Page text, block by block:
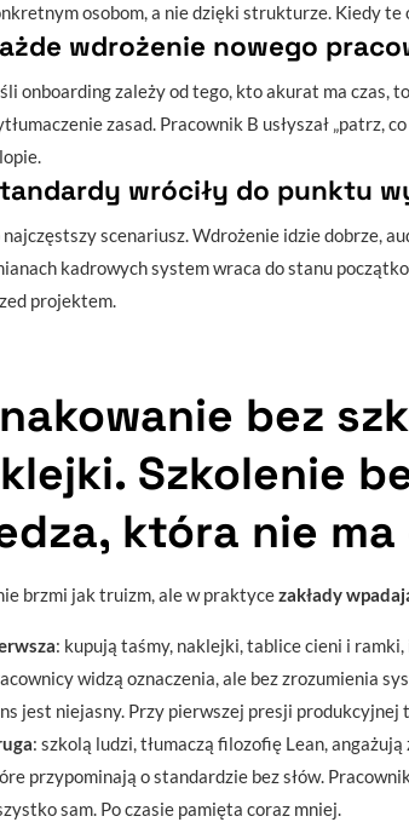
osobom, a nie dzięki strukturze. Kiedy te
wdrożenie nowego
onboarding zależy od tego, kto akurat ma czas,
zasad. Pracownik B usłyszał „patrz,
wróciły do punktu
najczęstszy scenariusz. Wdrożenie idzie dobrze,
kadrowych system wraca do stanu
projektem.
bez
Szkolenie
która nie
brzmi jak truizm, ale w praktycezakłady
: kupują taśmy, naklejki, tablice cieni i
widzą oznaczenia, ale bez zrozumienia
jest niejasny. Przy pierwszej presji produkcyjnej
: szkolą ludzi, tłumaczą filozofię Lean,
przypominają o standardzie bez słów.
sam. Po czasie pamięta coraz mniej.